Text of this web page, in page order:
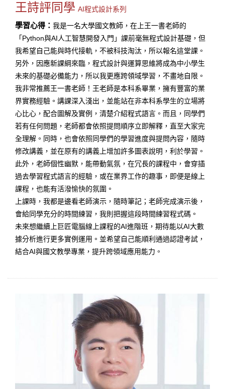
王詩評同學 AI程式設計系列
學習心得： 我是一名大學國文教師，在上王一書老師的
「Python與AI人工智慧開發入門」課前毫無程式設計基礎，但
我希望自己能與時代接軌，不被科技淘汰，所以報名這堂課。
另外，因應新課綱來臨，程式設計與運算思維將成為中小學生
未來的基礎必備能力，所以我更應跨領域學習，不畫地自限。
我非常推薦王一書老師！王老師是本科系畢業，擁有豐富的業
界實務經驗。講課深入淺出，並能站在非本科系學生的立場將
心比心，配合圖解及實例，清楚介紹程式語言。而且，同學們
若有任何問題，老師都會依照提問順序立即解釋，直至大家完
全理解。同時，也會依照同學們的學習進度與提問內容，隨時
修改講義，並在原有的講義上增加許多圖表說明，利於學習。
此外，老師個性幽默，能帶動氣氛，在冗長的課程中，會穿插
過去學習程式語言的經驗，或在業界工作的趣事，即便是線上
課程，也能有活潑愉快的氛圍。
上課時，我都是邊看老師演示，隨時筆記；老師完成演示後，
會給同學充分的時間練習，我則把握這段時間練習程式碼。
未來想繼續上巨匠電腦線上課程的AI進階班，期待能以AI大數
據分析進行更多實例運用。並希望自己能順利通過認證考試，
結合AI與國文教學專業，提升跨領域應用能力。